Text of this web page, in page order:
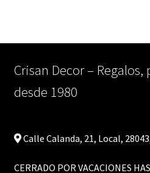
Crisan Decor –
desde 1980
Calle Calanda, 21, Local,
CERRADO POR VACACIONES